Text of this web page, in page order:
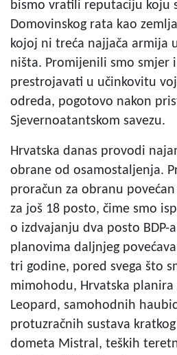
bismo vratili reputaciju koju
Domovinskog rata kao
kojoj ni treća najjača armija
ništa. Promijenili smo smjer
prestrojavati u učinkovitu
odreda, pogotovo nakon
Sjevernoatantskom savezu.
Hrvatska danas provodi
obrane od osamostaljenja.
proračun za obranu
za još 18 posto, čime smo
o izdvajanju dva posto BDP-
planovima daljnjeg
tri godine, pored svega što
mimohodu, Hrvatska planira
Leopard, samohodnih
protuzračnih sustava
dometa Mistral, teških